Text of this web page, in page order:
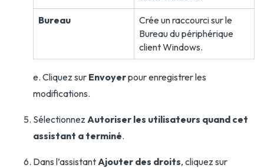
Bureau
Crée un raccourci sur le
Bureau du périphérique
client Windows.
e. Cliquez sur Envoyerpour enregistrer les
modifications.
Sélectionnez Autoriser les utilisateurs quand cet
assistant a terminé.
Dans l’assistantAjouter des droits, cliquez sur